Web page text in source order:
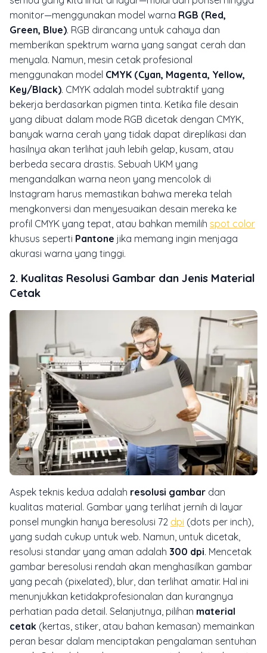
monitor—menggunakan model warna RGB (Red,
Green, Blue). RGB dirancang untuk cahaya dan
memberikan spektrum warna yang sangat cerah dan
menyala. Namun, mesin cetak profesional
menggunakan model CMYK (Cyan, Magenta, Yellow,
Key/Black). CMYK adalah model subtraktif yang
bekerja berdasarkan pigmen tinta. Ketika file desain
yang dibuat dalam mode RGB dicetak dengan CMYK,
banyak warna cerah yang tidak dapat direplikasi dan
hasilnya akan terlihat jauh lebih gelap, kusam, atau
berbeda secara drastis. Sebuah UKM yang
mengandalkan warna neon yang mencolok di
Instagram harus memastikan bahwa mereka telah
mengkonversi dan menyesuaikan desain mereka ke
profil CMYK yang tepat, atau bahkan memilih spot color
khusus seperti Pantone jika memang ingin menjaga
akurasi warna yang tinggi.
2. Kualitas Resolusi Gambar dan Jenis Material
Cetak
Aspek teknis kedua adalah resolusi gambar dan
kualitas material. Gambar yang terlihat jernih di layar
ponsel mungkin hanya beresolusi 72 dpi (dots per inch),
yang sudah cukup untuk web. Namun, untuk dicetak,
resolusi standar yang aman adalah 300 dpi. Mencetak
gambar beresolusi rendah akan menghasilkan gambar
yang pecah (pixelated), blur, dan terlihat amatir. Hal ini
menunjukkan ketidakprofesionalan dan kurangnya
perhatian pada detail. Selanjutnya, pilihan material
cetak (kertas, stiker, atau bahan kemasan) memainkan
peran besar dalam menciptakan pengalaman sentuhan